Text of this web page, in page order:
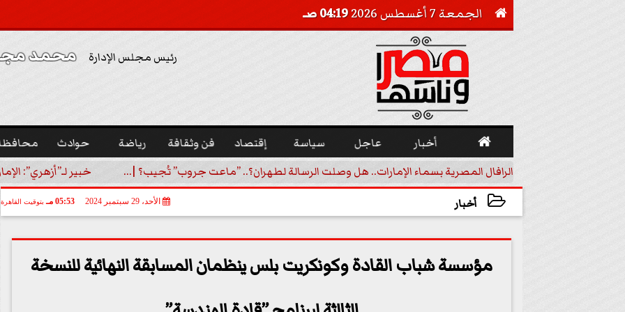
 الجمعة 7 أغسطس 2026 04:19 صـ
رئيس مجلس الإدارة محمد
 أخبار عاجل سياسة إقتصاد فن وثقافة رياضة حوادث
الرافال المصرية بسماء الإمارات.. هل وصلت الرسالة لطهران؟.. ”ماعت جروب” تُجيب؟ |... خبير لـ”أزهري”:
أخبار الأحد، 29 سبتمبر 2024 05:53 مـ بتوقيت القاهرة
مؤسسة شباب القادة وكونكريت بلس ينظمان المسابقة النهائية للنسخة